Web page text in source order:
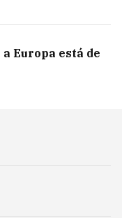
Europa está de